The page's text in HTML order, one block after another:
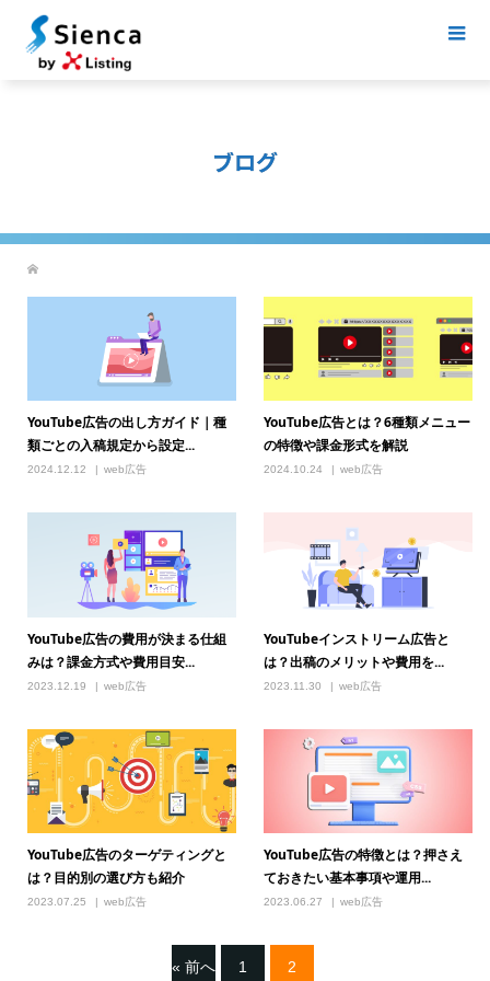
ブログ
YouTube広告の出し方ガイド｜種
類ごとの入稿規定から設定...
2024.12.12 web広告
YouTube広告とは？6種類メニュー
の特徴や課金形式を解説
2024.10.24 web広告
YouTube広告の費用が決まる仕組
みは？課金方式や費用目安...
2023.12.19 web広告
YouTubeインストリーム広告と
は？出稿のメリットや費用を...
2023.11.30 web広告
YouTube広告のターゲティングと
は？目的別の選び方も紹介
2023.07.25 web広告
YouTube広告の特徴とは？押さえ
ておきたい基本事項や運用...
2023.06.27 web広告
« 前へ 1 2